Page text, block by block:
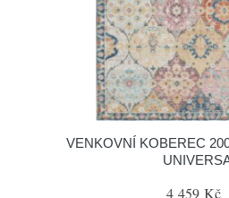
VENKOVNÍ KOBEREC
4 459 Kč